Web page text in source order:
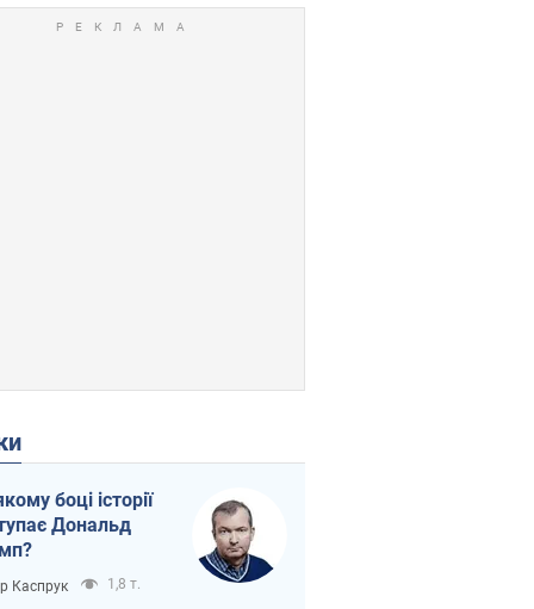
боці історії
Дональд
Каспрук 1,8 т.